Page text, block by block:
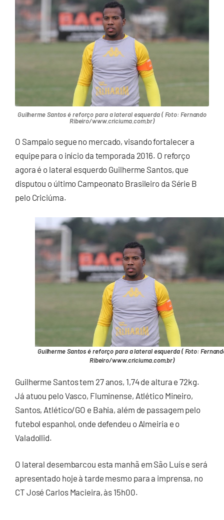
Guilherme Santos é reforço para a lateral esquerda ( Foto: Fernando
Ribeiro/www.criciuma.com.br)
O Sampaio segue no mercado, visando fortalecer a
equipe para o início da temporada 2016. O reforço
agora é o lateral esquerdo Guilherme Santos, que
disputou o último Campeonato Brasileiro da Série B
pelo Criciúma.
Guilherme Santos é reforço para a lateral esquerda ( Foto:
Ribeiro/www.criciuma.com.br)
Guilherme Santos tem 27 anos, 1,74 de altura e 72kg.
Já atuou pelo Vasco, Fluminense, Atlético Mineiro,
Santos, Atlético/GO e Bahia, além de passagem pelo
futebol espanhol, onde defendeu o Almeiria e o
Valadollid.
O lateral desembarcou esta manhã em São Luís e será
apresentado hoje à tarde mesmo para a imprensa, no
CT José Carlos Macieira, às 15h00.